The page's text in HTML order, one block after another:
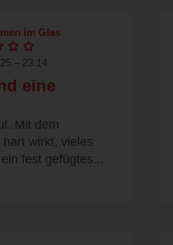
im Glas
– 23:14
eine
Mit dem
wirkt, vieles
fest gefügtes...